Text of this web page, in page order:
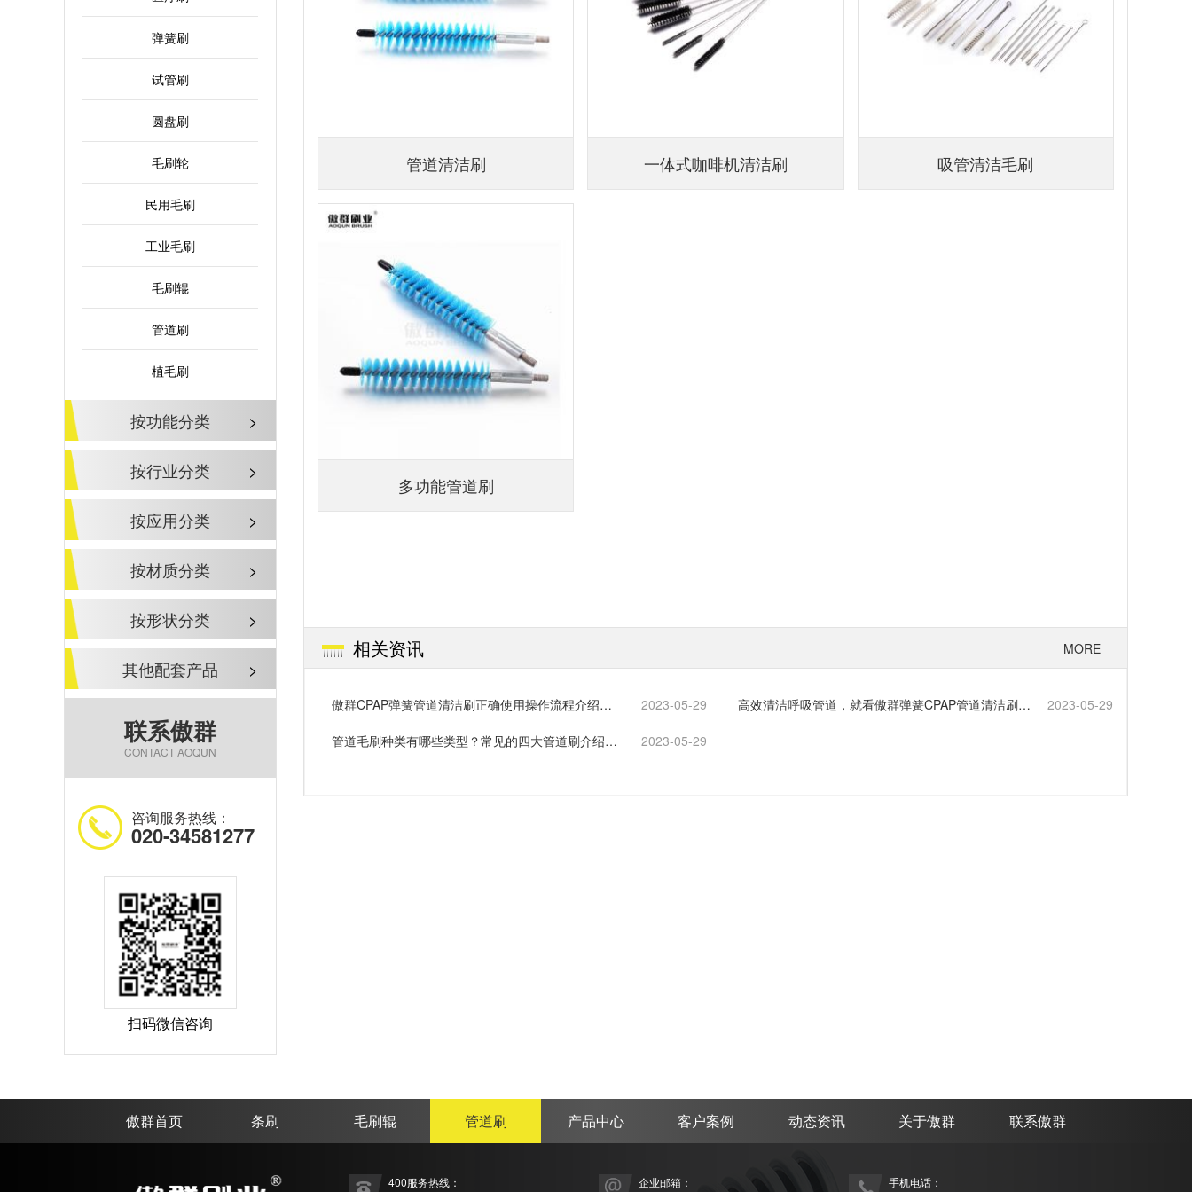
弹簧刷
试管刷
圆盘刷
毛刷轮
民用毛刷
工业毛刷
毛刷辊
管道刷
植毛刷
按功能分类 >
按行业分类 >
按应用分类 >
按材质分类 >
按形状分类 >
其他配套产品 >
联系傲群
CONTACT AOQUN
咨询服务热线：
020-34581277
扫码微信咨询
管道清洁刷 一体式咖啡机清洁刷 吸管清洁毛刷
多功能管道刷
相关资讯 MORE
傲群CPAP弹簧管道清洁刷正确使用操作流程介绍… 2023-05-29 高效清洁呼吸管道，就看傲群弹簧CPAP管道清洁刷… 2023-05-29
管道毛刷种类有哪些类型？常见的四大管道刷介绍… 2023-05-29
傲群首页 条刷 毛刷辊 管道刷 产品中心 客户案例 动态资讯 关于傲群 联系傲群
400服务热线： 企业邮箱： 手机电话：